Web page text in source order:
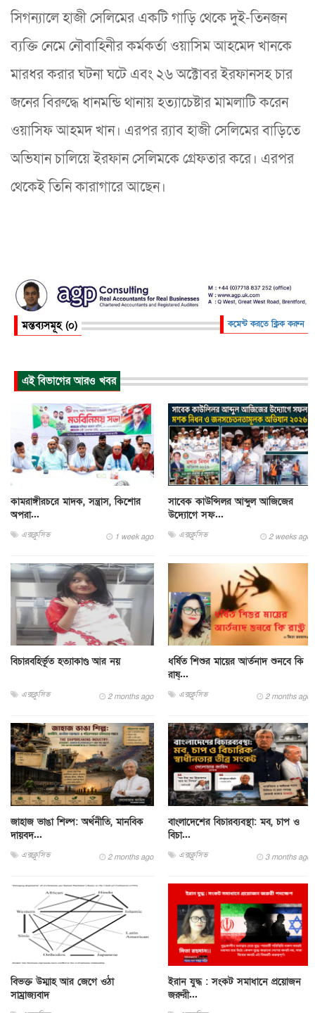
সিগন্যালে হাজী সেলিমের একটি গাড়ি থেকে দুই-তিনজন
ব্যক্তি নেমে নৌবাহিনীর কর্মকর্তা ওয়াসিম আহমেদ খানকে
মারধর করার ঘটনা ঘটে এবং ২৬ অক্টোবর ইরফানসহ চার
জনের বিরুদ্ধে ধানমন্ডি থানায় হত্যাচেষ্টার মামলাটি করেন
ওয়াসিফ আহমদ খান। এরপর র‍্যাব হাজী সেলিমের বাড়িতে
অভিযান চালিয়ে ইরফান সেলিমকে গ্রেফতার করে। এরপর
থেকেই তিনি কারাগারে আছেন।
মন্তব্যসমূহ (০) কমেন্ট করতে ক্লিক করুন
এই বিভাগের আরও খবর
কামরাঙ্গীরচরে মাদক, সন্ত্রাস, কিশোর
অপরা...
এক্সক্লুসিভ 1 week ago
সাবেক কাউন্সিলর আব্দুল আজিজের
উদ্যোগে সফ...
এক্সক্লুসিভ 2 weeks ago
বিচারবহির্ভূত হত্যাকাণ্ড আর নয়
এক্সক্লুসিভ 2 months ago
ধর্ষিত শিশুর মায়ের আর্তনাদ শুনবে কি
রাষ্...
এক্সক্লুসিভ 2 months ago
জাহাজ ভাঙা শিল্প: অর্থনীতি, মানবিক
দায়বদ...
এক্সক্লুসিভ 2 months ago
বাংলাদেশের বিচারব্যবস্থা: মব, চাপ ও
বিচা...
এক্সক্লুসিভ 3 months ago
বিভক্ত উম্মাহ আর জেগে ওঠা
সাম্রাজ্যবাদ
ইরান যুদ্ধ : সংকট সমাধানে প্রয়োজন
জরুরী...